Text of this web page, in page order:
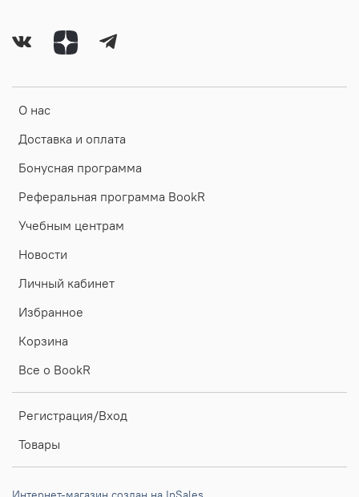
О нас
Доставка и оплата
Бонусная программа
Реферальная программа BookR
Учебным центрам
Новости
Личный кабинет
Избранное
Корзина
Все о BookR
Регистрация/Вход
Товары